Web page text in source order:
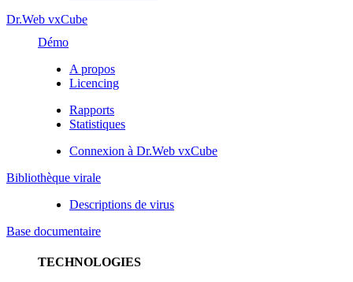
Dr.Web vxCube
Démo
A propos
Licencing
Rapports
Statistiques
Connexion à Dr.Web vxCube
Bibliothèque virale
Descriptions de virus
Base documentaire
TECHNOLOGIES